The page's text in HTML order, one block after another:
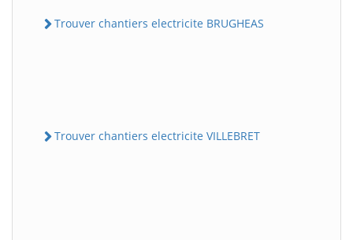
Trouver chantiers electricite BRUGHEAS
Trouver chantiers electricite VILLEBRET